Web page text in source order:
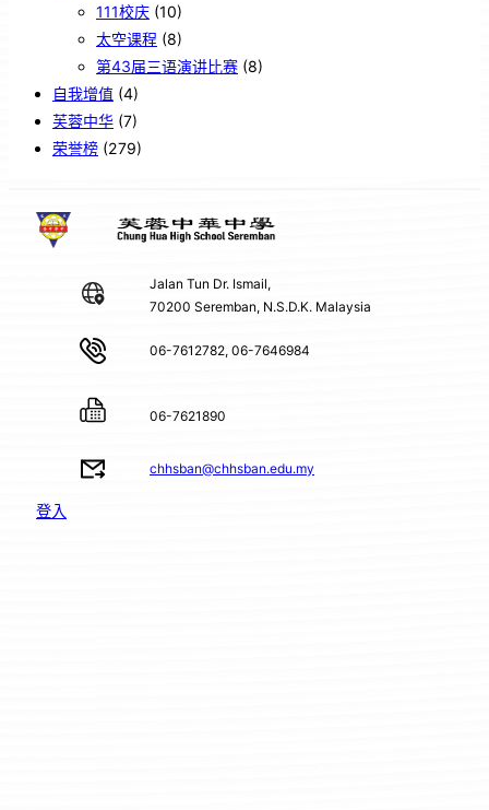
111校庆 (10)
太空课程 (8)
第43届三语演讲比赛 (8)
自我增值 (4)
芙蓉中华 (7)
荣誉榜 (279)
Jalan Tun Dr. Ismail,
70200 Seremban, N.S.D.K. Malaysia
06-7612782, 06-7646984
06-7621890
chhsban@chhsban.edu.my
登入